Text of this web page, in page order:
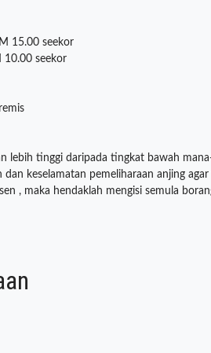
15.00 seekor
10.00 seekor
lebih tinggi daripada tingkat bawah
keselamatan pemeliharaan anjing
, maka hendaklah mengisi semula